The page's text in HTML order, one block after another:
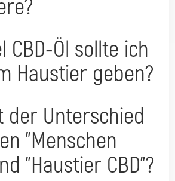
CBD-Öl sollte ich
Haustier geben?
der Unterschied
"Menschen
"Haustier CBD"?